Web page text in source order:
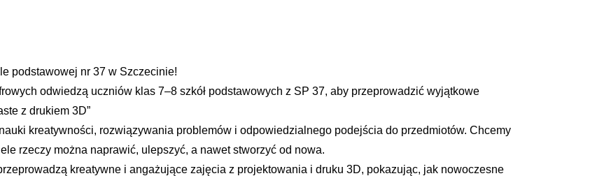
podstawowej nr 37 w Szczecinie!
odwiedzą uczniów klas 7–8 szkół podstawowych z SP 37, aby przeprowadzić wyjątkowe
z drukiem 3D”
kreatywności, rozwiązywania problemów i odpowiedzialnego podejścia do przedmiotów. Chcemy
rzeczy można naprawić, ulepszyć, a nawet stworzyć od nowa.
kreatywne i angażujące zajęcia z projektowania i druku 3D, pokazując, jak nowoczesne